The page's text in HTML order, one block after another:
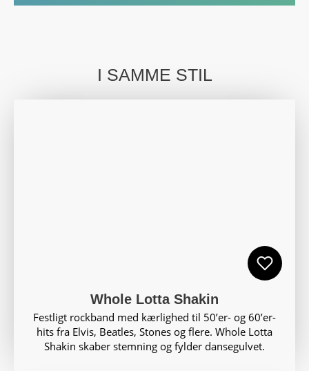
I SAMME STIL
Whole Lotta Shakin
Festligt rockband med kærlighed til 50’er- og 60’er-
hits fra Elvis, Beatles, Stones og flere. Whole Lotta
Shakin skaber stemning og fylder dansegulvet.